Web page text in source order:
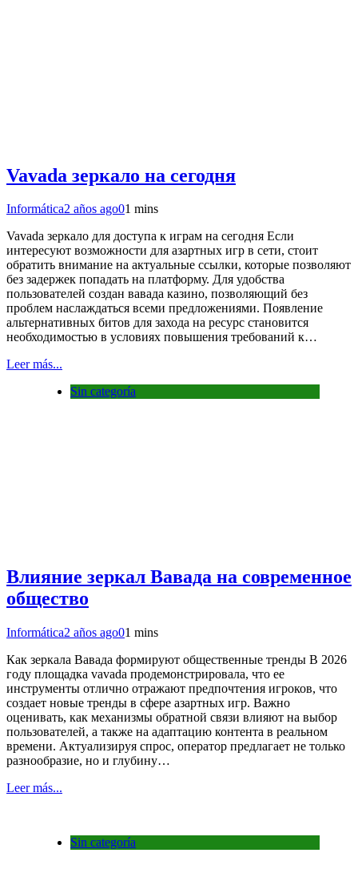
Vavada зеркало на сегодня
Informática2 años ago01 mins
Vavada зеркало для доступа к играм на сегодня Если
интересуют возможности для азартных игр в сети, стоит
обратить внимание на актуальные ссылки, которые позволяют
без задержек попадать на платформу. Для удобства
пользователей создан вавада казино, позволяющий без
проблем наслаждаться всеми предложениями. Появление
альтернативных битов для захода на ресурс становится
необходимостью в условиях повышения требований к…
Leer más...
Sin categoría
Влияние зеркал Вавада на современное
общество
Informática2 años ago01 mins
Как зеркала Вавада формируют общественные тренды В 2026
году площадка vavada продемонстрировала, что ее
инструменты отлично отражают предпочтения игроков, что
создает новые тренды в сфере азартных игр. Важно
оценивать, как механизмы обратной связи влияют на выбор
пользователей, а также на адаптацию контента в реальном
времени. Актуализируя спрос, оператор предлагает не только
разнообразие, но и глубину…
Leer más...
Sin categoría